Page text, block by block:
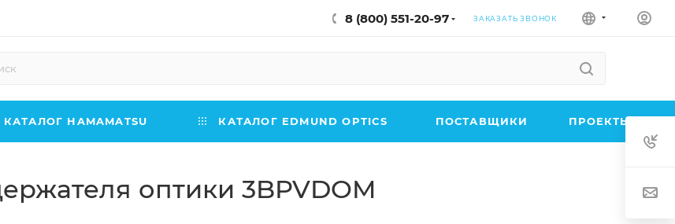
8 (800) 551-20-97 ЗАКАЗАТЬ ЗВОНОК
КАТАЛОГ HAMAMATSU КАТАЛОГ EDMUND OPTICS ПОСТАВЩИКИ ПРОЕКТЫ
оптики 3BPVDOM